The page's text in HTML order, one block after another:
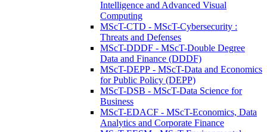
Intelligence and Advanced Visual
Computing
MScT-CTD - MScT-Cybersecurity :
Threats and Defenses
MScT-DDDF - MScT-Double Degree
Data and Finance (DDDF)
MScT-DEPP - MScT-Data and Economics
for Public Policy (DEPP)
MScT-DSB - MScT-Data Science for
Business
MScT-EDACF - MScT-Economics, Data
Analytics and Corporate Finance